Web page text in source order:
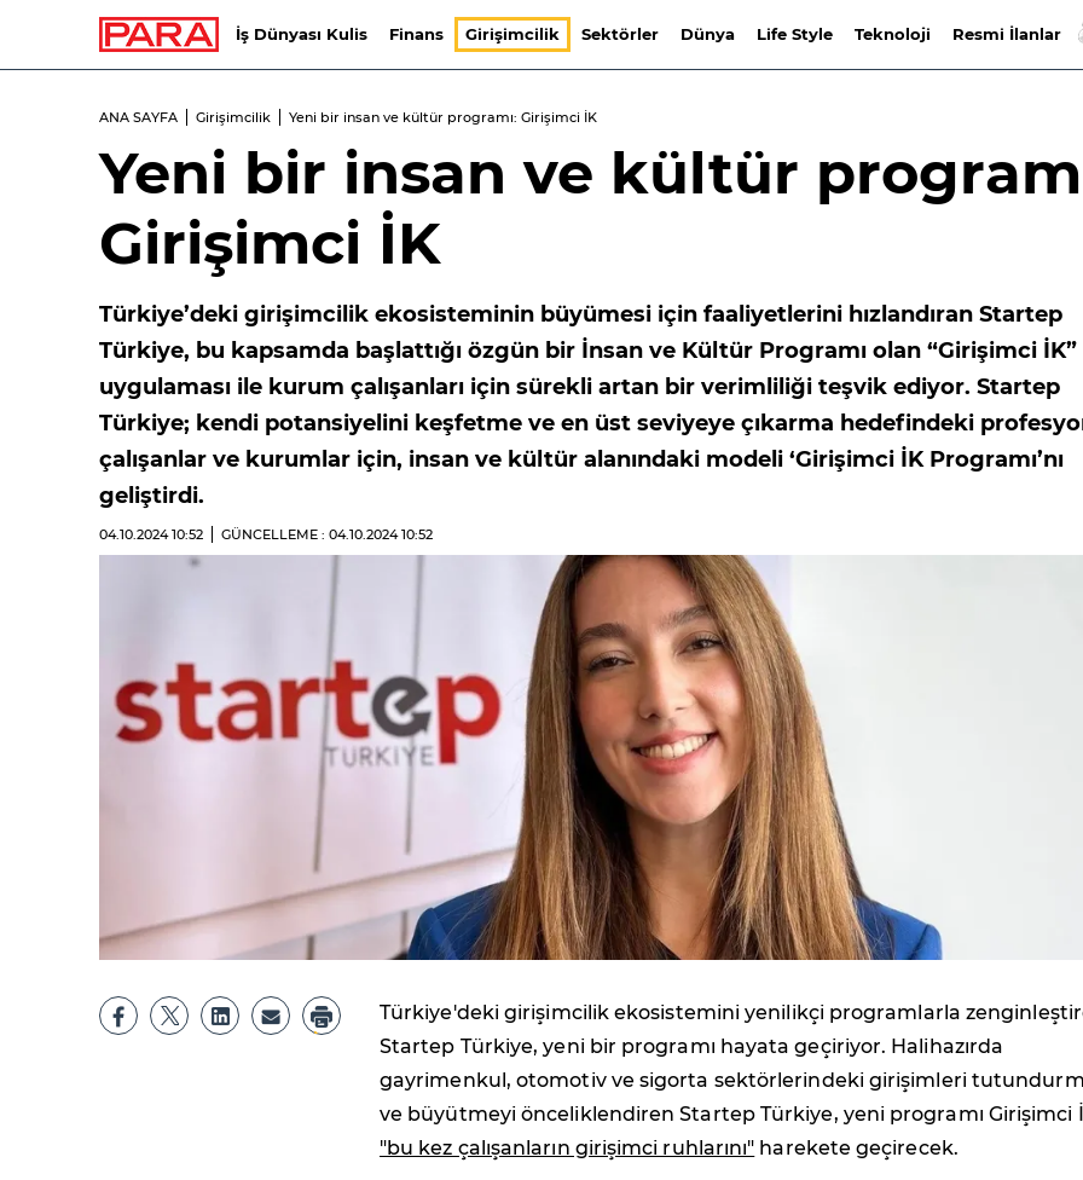
İş Dünyası Kulis Finans Girişimcilik Sektörler Dünya Life Style Teknoloji Resmi İlanlar
ANA SAYFA Girişimcilik Yeni bir insan ve kültür programı: Girişimci İK
Yeni bir insan ve kültür
Girişimci İK
Türkiye’deki girişimcilik ekosisteminin büyümesi için faaliyetlerini hızlandıran Startep
Türkiye, bu kapsamda başlattığı özgün bir İnsan ve Kültür Programı olan “Girişimci İK”
uygulaması ile kurum çalışanları için sürekli artan bir verimliliği teşvik ediyor. Startep
Türkiye; kendi potansiyelini keşfetme ve en üst seviyeye çıkarma hedefindeki
çalışanlar ve kurumlar için, insan ve kültür alanındaki modeli ‘Girişimci İK Programı’nı
geliştirdi.
04.10.202410:52 GÜNCELLEME : 04.10.202410:52
Türkiye'deki girişimcilik ekosistemini yenilikçi programlarla
Startep Türkiye, yeni bir programı hayata geçiriyor. Halihazırda
gayrimenkul, otomotiv ve sigorta sektörlerindeki girişimleri
ve büyütmeyi önceliklendiren Startep Türkiye, yeni programı Girişimci
"bu kez çalışanların girişimci ruhlarını" harekete geçirecek.